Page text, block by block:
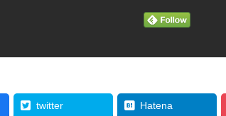
twitter Hatena